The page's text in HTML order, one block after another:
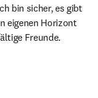
bin sicher, es gibt
eigenen Horizont
Freunde.